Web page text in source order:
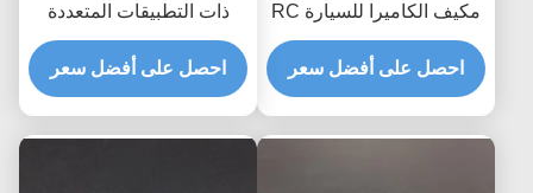
مكيف الكاميرا للسيارة RC
GR3 مصنوعة يدويًا حماية
صدمة رائعة
احصل على أفضل سعر
ذات التطبيقات المتعددة
الحبل السلكي
احصل على أفضل سعر